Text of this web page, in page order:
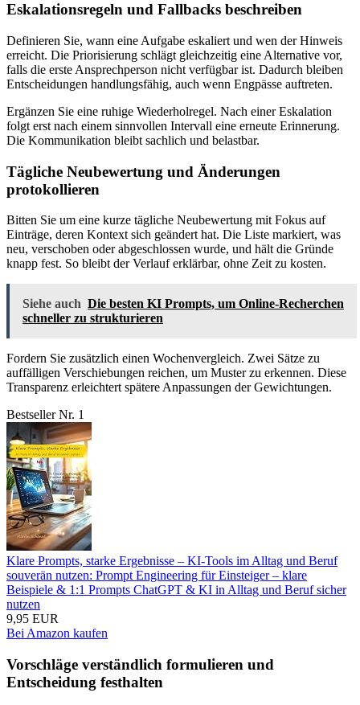
Eskalationsregeln und Fallbacks beschreiben
Definieren Sie, wann eine Aufgabe eskaliert und wen der Hinweis
erreicht. Die Priorisierung schlägt gleichzeitig eine Alternative vor,
falls die erste Ansprechperson nicht verfügbar ist. Dadurch bleiben
Entscheidungen handlungsfähig, auch wenn Engpässe auftreten.
Ergänzen Sie eine ruhige Wiederholregel. Nach einer Eskalation
folgt erst nach einem sinnvollen Intervall eine erneute Erinnerung.
Die Kommunikation bleibt sachlich und belastbar.
Tägliche Neubewertung und Änderungen
protokollieren
Bitten Sie um eine kurze tägliche Neubewertung mit Fokus auf
Einträge, deren Kontext sich geändert hat. Die Liste markiert, was
neu, verschoben oder abgeschlossen wurde, und hält die Gründe
knapp fest. So bleibt der Verlauf erklärbar, ohne Zeit zu kosten.
Siehe auch Die besten KI Prompts, um Online-Recherchen
schneller zu strukturieren
Fordern Sie zusätzlich einen Wochenvergleich. Zwei Sätze zu
auffälligen Verschiebungen reichen, um Muster zu erkennen. Diese
Transparenz erleichtert spätere Anpassungen der Gewichtungen.
Bestseller Nr. 1
Klare Prompts, starke Ergebnisse – KI-Tools im Alltag und Beruf
souverän nutzen: Prompt Engineering für Einsteiger – klare
Beispiele & 1:1 Prompts ChatGPT & KI in Alltag und Beruf sicher
nutzen
9,95 EUR
Bei Amazon kaufen
Vorschläge verständlich formulieren und
Entscheidung festhalten